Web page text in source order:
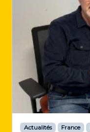
Actualités France